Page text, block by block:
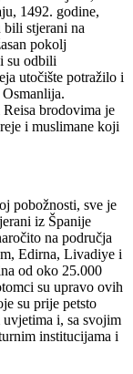
1492. godine,
bili stjerani na
pokolj
su odbili
utočište potražilo i
brodovima je
i muslimane koji
pobožnosti, sve je
iz Španije
na područja
Edirna, Livadiye i
od oko 25.000
su upravo ovih
su prije petsto
i, sa svojim
institucijama i